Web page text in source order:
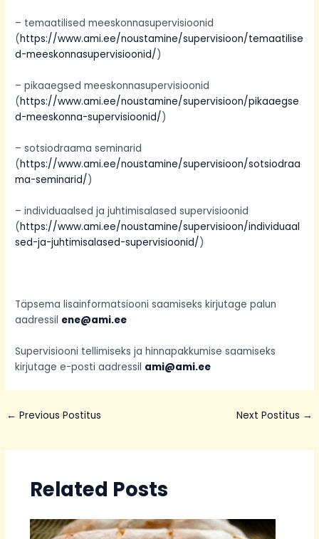
– temaatilised meeskonnasupervisioonid
(https://www.ami.ee/noustamine/supervisioon/temaatilise
d-meeskonnasupervisioonid/)
– pikaaegsed meeskonnasupervisioonid
(https://www.ami.ee/noustamine/supervisioon/pikaaegse
d-meeskonna-supervisioonid/)
– sotsiodraama seminarid
(https://www.ami.ee/noustamine/supervisioon/sotsiodraa
ma-seminarid/)
– individuaalsed ja juhtimisalased supervisioonid
(https://www.ami.ee/noustamine/supervisioon/individuaal
sed-ja-juhtimisalased-supervisioonid/)
Täpsema lisainformatsiooni saamiseks kirjutage palun
aadressil ene@ami.ee
Supervisiooni tellimiseks ja hinnapakkumise saamiseks
kirjutage e-posti aadressil ami@ami.ee
← Previous Postitus Next Postitus →
Related Posts